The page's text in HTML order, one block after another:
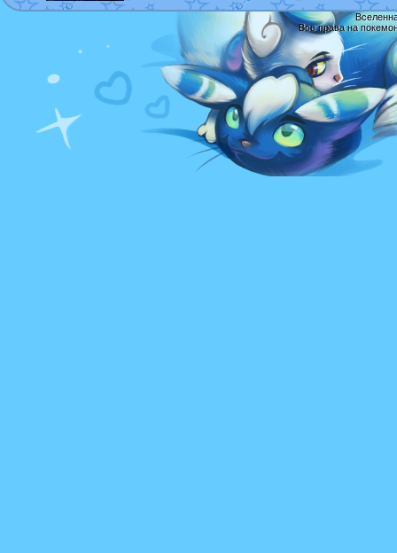
Все права на